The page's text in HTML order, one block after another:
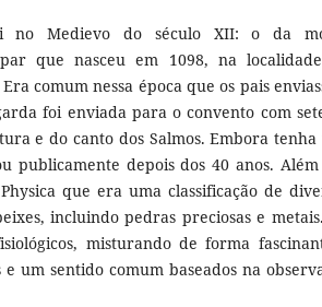
no Medievo do século XII: o da
que nasceu em 1098, na
comum nessa época que os pais
foi enviada para o convento com
e do canto dos Salmos. Embora
publicamente depois dos 40 anos.
que era uma classificação de
incluindo pedras preciosas e
misturando de forma
um sentido comum baseados na